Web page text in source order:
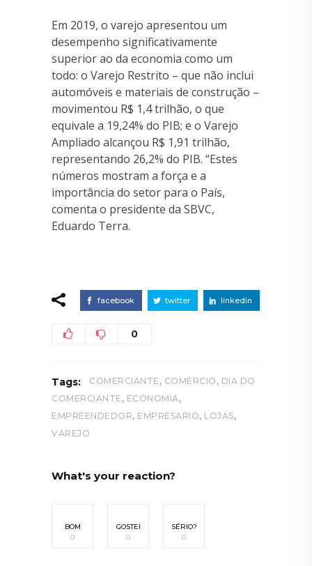
Em 2019, o varejo apresentou um
desempenho significativamente
superior ao da economia como um
todo: o Varejo Restrito – que não inclui
automóveis e materiais de construção –
movimentou R$ 1,4 trilhão, o que
equivale a 19,24% do PIB; e o Varejo
Ampliado alcançou R$ 1,91 trilhão,
representando 26,2% do PIB. “Estes
números mostram a força e a
importância do setor para o País,
comenta o presidente da SBVC,
Eduardo Terra.
facebook twitter linkedin
0
Tags: COMERCIANTE , COMÉRCIO , DIA DO
COMERCIANTE , ECONOMIA,
EMPREENDEDOR, EMPRESARIO, LOJAS,
VAREJO
What's your reaction?
BOM
0
GOSTEI
0
SÉRIO?
0